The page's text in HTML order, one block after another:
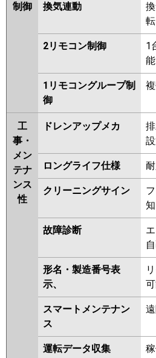
制御 換気連動
転
2リモコン制御
1
能
1リモコングループ制
御
工
事・
メン
テナ
ンス
性
ドレンアップメカ
ロングライフ仕様
クリーニングサイン
知
故障診断
形名・製造番号表
示、
可
スマートメンテナン
ス
運転データ収集